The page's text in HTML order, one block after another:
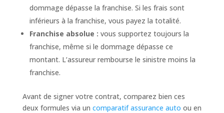
dommage dépasse la franchise. Si les frais sont
inférieurs à la franchise, vous payez la totalité.
Franchise absolue : vous supportez toujours la
franchise, même si le dommage dépasse ce
montant. L’assureur rembourse le sinistre moins la
franchise.
Avant de signer votre contrat, comparez bien ces
deux formules via un comparatif assurance auto ou en